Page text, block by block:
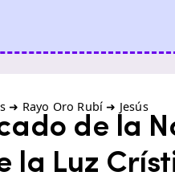
➜ Rayo Oro Rubí ➜ Jesús
de la
la Luz